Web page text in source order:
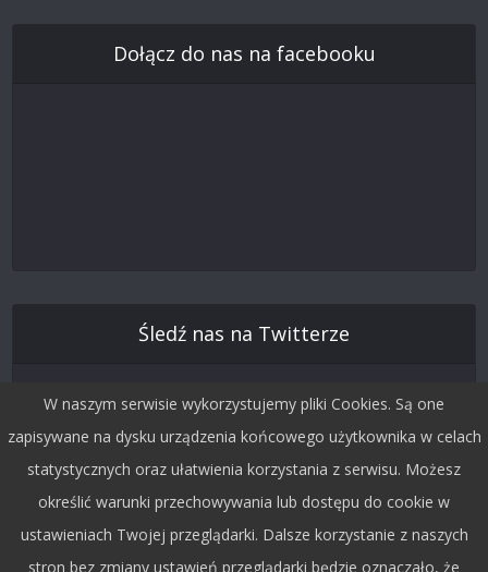
Dołącz do nas na facebooku
Śledź nas na Twitterze
W naszym serwisie wykorzystujemy pliki Cookies. Są one
zapisywane na dysku urządzenia końcowego użytkownika w celach
statystycznych oraz ułatwienia korzystania z serwisu. Możesz
określić warunki przechowywania lub dostępu do cookie w
ustawieniach Twojej przeglądarki. Dalsze korzystanie z naszych
stron bez zmiany ustawień przeglądarki będzie oznaczało, że